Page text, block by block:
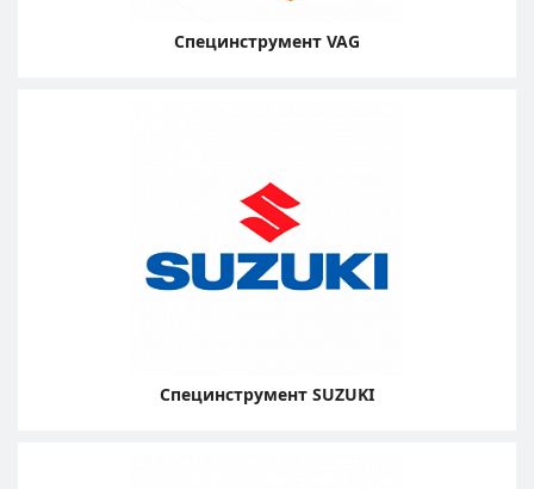
Специнструмент VAG
Специнструмент SUZUKI